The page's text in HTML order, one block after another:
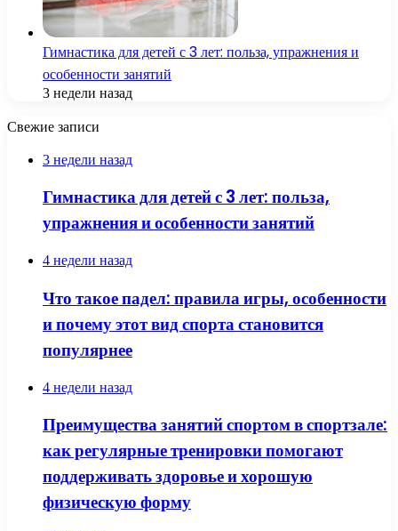
Гимнастика для детей с 3 лет: польза, упражнения и
особенности занятий
3 недели назад
Свежие записи
3 недели назад
Гимнастика для детей с 3 лет: польза,
упражнения и особенности занятий
4 недели назад
Что такое падел: правила игры, особенности
и почему этот вид спорта становится
популярнее
4 недели назад
Преимущества занятий спортом в спортзале:
как регулярные тренировки помогают
поддерживать здоровье и хорошую
физическую форму